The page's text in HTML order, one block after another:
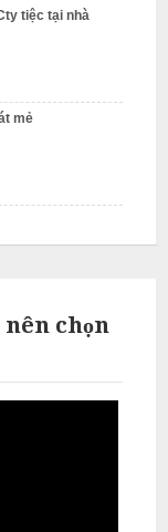
tiệc tại nhà
mẻ
nên chọn